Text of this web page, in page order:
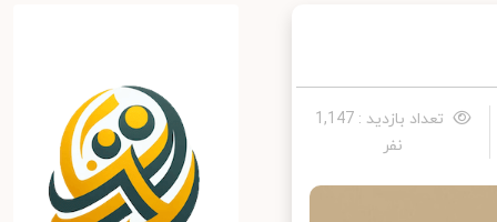
تعداد بازدید : 1,147
نفر